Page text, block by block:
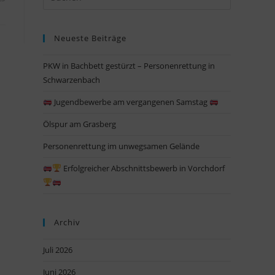
Neueste Beiträge
PKW in Bachbett gestürzt – Personenrettung in
Schwarzenbach
Jugendbewerbe am vergangenen Samstag
Ölspur am Grasberg
Personenrettung im unwegsamen Gelände
Erfolgreicher Abschnittsbewerb in Vorchdorf
Archiv
Juli 2026
Juni 2026